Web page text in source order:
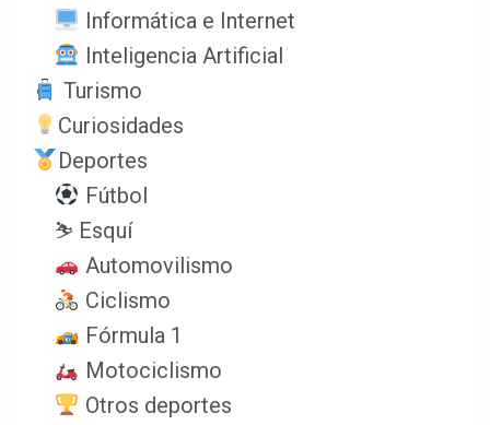
Informática e Internet
Inteligencia Artificial
Turismo
Curiosidades
Deportes
Fútbol
⛷️ Esquí
Automovilismo
Ciclismo
Fórmula 1
Motociclismo
Otros deportes